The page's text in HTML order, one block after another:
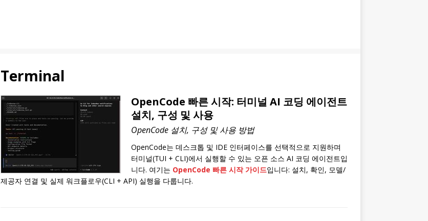
Terminal
OpenCode 빠른 시작: 터미널 AI 코딩 에이전트
설치, 구성 및 사용
OpenCode 설치, 구성 및 사용 방법
OpenCode는 데스크톱 및 IDE 인터페이스를 선택적으로 지원하며
터미널(TUI + CLI)에서 실행할 수 있는 오픈 소스 AI 코딩 에이전트입
니다. 여기는 OpenCode 빠른 시작 가이드입니다: 설치, 확인, 모델/
제공자 연결 및 실제 워크플로우(CLI + API) 실행을 다룹니다.